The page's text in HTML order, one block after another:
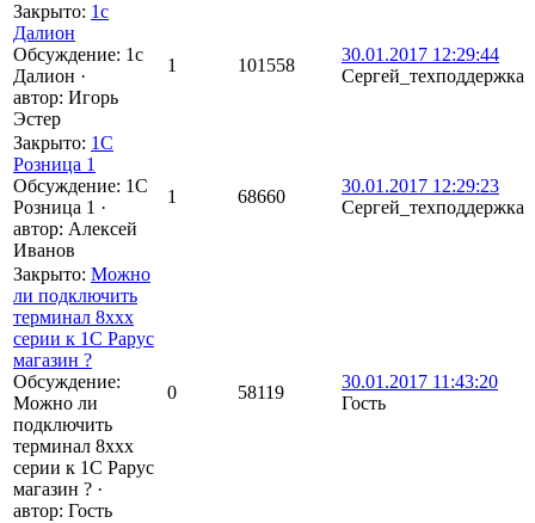
Закрыто: 1c
Далион
Обсуждение: 1c
Далион ·
автор: Игорь
Эстер
1 101558
30.01.2017 12:29:44
Сергей_техподдержка
Закрыто: 1C
Розница 1
Обсуждение: 1C
Розница 1 ·
автор: Алексей
Иванов
1 68660
30.01.2017 12:29:23
Сергей_техподдержка
Закрыто: Можно
ли подключить
терминал 8ххх
серии к 1С Рарус
магазин ?
Обсуждение:
Можно ли
подключить
терминал 8ххх
серии к 1С Рарус
магазин ? ·
автор: Гость
0 58119
30.01.2017 11:43:20
Гость